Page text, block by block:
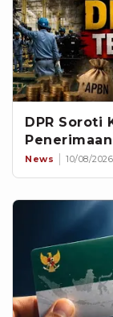
DPR Soroti
News 10/08/2026